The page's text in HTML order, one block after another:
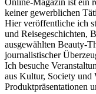
keiner gewerblichen
Hier veröffentliche ich
und Reisegeschichten,
ausgewählten Beauty-
journalistischer
Ich besuche
aus Kultur, Society und
Produktpräsentationen